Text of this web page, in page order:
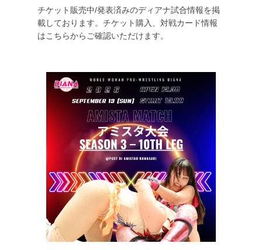
2
3
年
チケット販売中/発表済みのディアナ試合情報を掲
載しております。チケット購入、対戦カード情報
はこちらからご確認いただけます。